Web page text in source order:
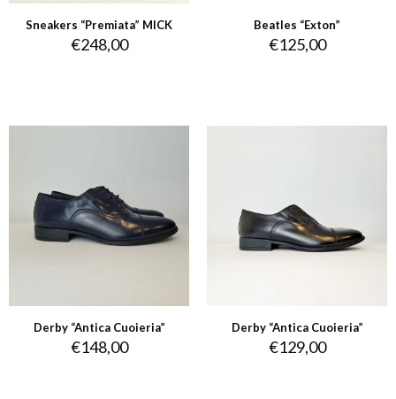
Sneakers “Premiata” MICK
€248,00
Beatles “Exton”
€125,00
Derby “Antica Cuoieria”
€148,00
Derby “Antica Cuoieria”
€129,00